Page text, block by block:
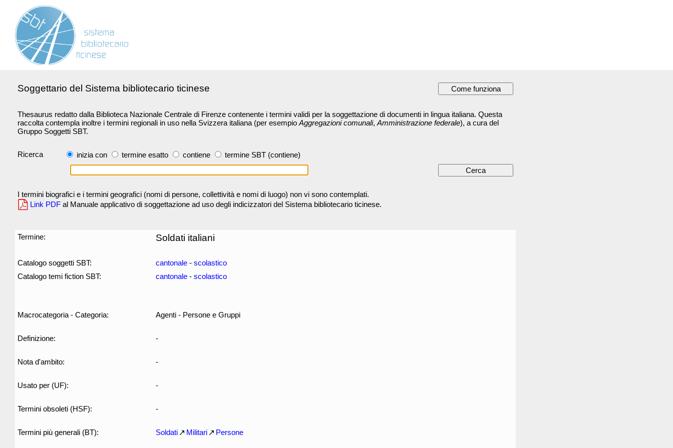
Soggettario del Sistema bibliotecario ticinese
Thesaurus redatto dalla Biblioteca Nazionale Centrale di Firenze contenente i termini validi per la soggettazione di documenti in lingua italiana. Questa
raccolta contempla inoltre i termini regionali in uso nella Svizzera italiana (per esempio Aggregazioni comunali, Amministrazione federale), a cura del
Gruppo Soggetti SBT.
Ricerca inizia con termine esatto contiene termine SBT (contiene)
I termini biografici e i termini geografici (nomi di persone, collettività e nomi di luogo) non vi sono contemplati.
Link PDF al Manuale applicativo di soggettazione ad uso degli indicizzatori del Sistema bibliotecario ticinese.
Termine: Soldati italiani
Catalogo soggetti SBT: cantonale - scolastico
Catalogo temi fiction SBT:
cantonale - scolastico
Macrocategoria - Categoria: Agenti - Persone e Gruppi
Definizione: -
Nota d'ambito: -
Usato per (UF): -
Termini obsoleti (HSF): -
Termini più generali (BT): Soldati Militari Persone